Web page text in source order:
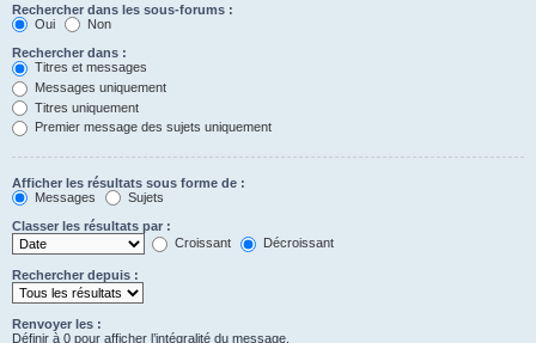
Rechercher dans les sous-forums :
Oui
Non
Rechercher dans :
Titres et messages
Messages uniquement
Titres uniquement
Premier message des sujets uniquement
Afficher les résultats sous forme de :
Messages
Sujets
Classer les résultats par :
Croissant
Décroissant
Rechercher depuis :
Renvoyer les :
Définir à 0 pour afficher l’intégralité du message.